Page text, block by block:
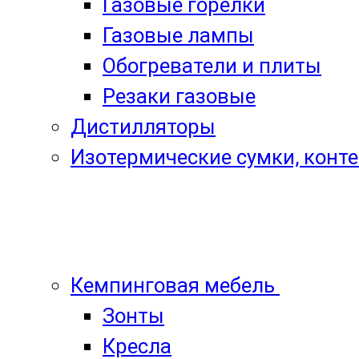
Газовые лампы
Обогреватели и плиты
Резаки газовые
Дистилляторы
Изотермические сумки,
Кемпинговая мебель
Зонты
Кресла